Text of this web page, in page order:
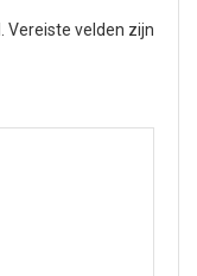
Vereiste velden zijn